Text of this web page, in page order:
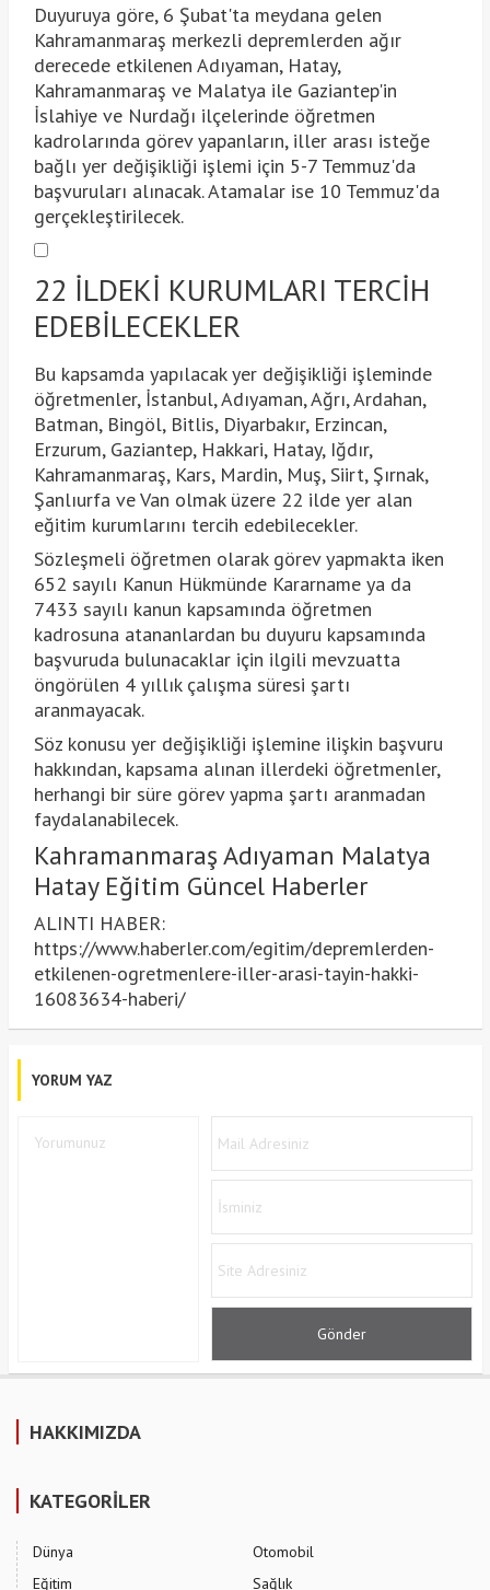
Duyuruya göre, 6 Şubat'ta meydana gelen
Kahramanmaraş merkezli depremlerden ağır
derecede etkilenen Adıyaman, Hatay,
Kahramanmaraş ve Malatya ile Gaziantep'in
İslahiye ve Nurdağı ilçelerinde öğretmen
kadrolarında görev yapanların, iller arası isteğe
bağlı yer değişikliği işlemi için 5-7 Temmuz'da
başvuruları alınacak. Atamalar ise 10 Temmuz'da
gerçekleştirilecek.
22 İLDEKİ KURUMLARI TERCİH
EDEBİLECEKLER
Bu kapsamda yapılacak yer değişikliği işleminde
öğretmenler, İstanbul, Adıyaman, Ağrı, Ardahan,
Batman, Bingöl, Bitlis, Diyarbakır, Erzincan,
Erzurum, Gaziantep, Hakkari, Hatay, Iğdır,
Kahramanmaraş, Kars, Mardin, Muş, Siirt, Şırnak,
Şanlıurfa ve Van olmak üzere 22 ilde yer alan
eğitim kurumlarını tercih edebilecekler.
Sözleşmeli öğretmen olarak görev yapmakta iken
652 sayılı Kanun Hükmünde Kararname ya da
7433 sayılı kanun kapsamında öğretmen
kadrosuna atananlardan bu duyuru kapsamında
başvuruda bulunacaklar için ilgili mevzuatta
öngörülen 4 yıllık çalışma süresi şartı
aranmayacak.
Söz konusu yer değişikliği işlemine ilişkin başvuru
hakkından, kapsama alınan illerdeki öğretmenler,
herhangi bir süre görev yapma şartı aranmadan
faydalanabilecek.
Kahramanmaraş Adıyaman Malatya
Hatay Eğitim Güncel Haberler
ALINTI HABER:
https://www.haberler.com/egitim/depremlerden-
etkilenen-ogretmenlere-iller-arasi-tayin-hakki-
16083634-haberi/
YORUM YAZ
HAKKIMIZDA
KATEGORİLER
Dünya
Eğitim
Otomobil
Sağlık